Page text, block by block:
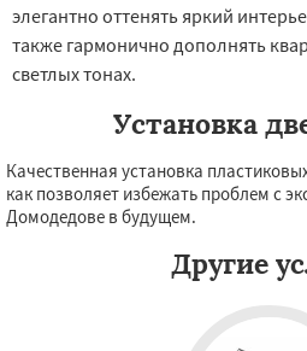
элегантно оттенять яркий
также гармонично дополнять
светлых тонах.
Установка
Качественная установка
как позволяет избежать проблем с
Домодедове в будущем.
Другие